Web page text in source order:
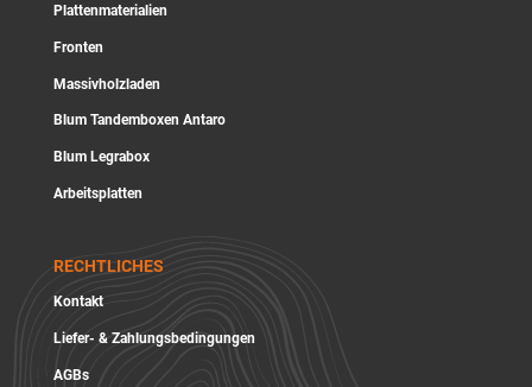
Plattenmaterialien
Fronten
Massivholzladen
Blum Tandemboxen Antaro
Blum Legrabox
Arbeitsplatten
RECHTLICHES
Kontakt
Liefer- & Zahlungsbedingungen
AGBs